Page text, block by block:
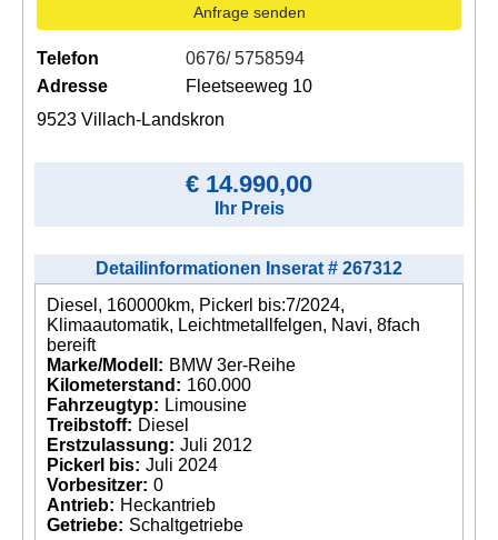
Anfrage senden
Telefon
0676/ 5758594
Adresse
Fleetseeweg 10
9523 Villach-Landskron
€ 14.990,00
Ihr Preis
Detailinformationen Inserat # 267312
Diesel, 160000km, Pickerl bis:7/2024,
Klimaautomatik, Leichtmetallfelgen, Navi, 8fach
bereift
Marke/Modell: BMW 3er-Reihe
Kilometerstand: 160.000
Fahrzeugtyp: Limousine
Treibstoff: Diesel
Erstzulassung: Juli 2012
Pickerl bis: Juli 2024
Vorbesitzer: 0
Antrieb: Heckantrieb
Getriebe: Schaltgetriebe